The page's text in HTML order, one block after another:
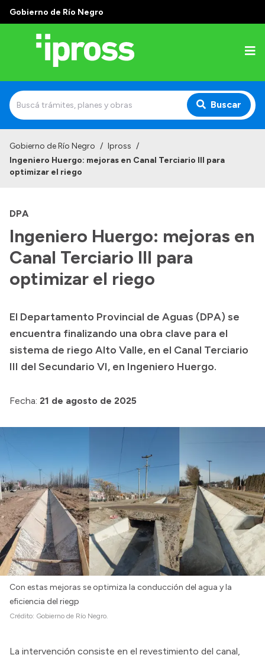
Gobierno de Río Negro
Buscar
Institucional
Autoridades
Delegaciones
Consultorios Propios
Presentación CV
Transparencia
Inversión en Salud
Licitaciones
Gobierno de Río Negro / Ipross /
Ingeniero Huergo: mejoras en Canal Terciario III para
optimizar el riego
DPA
Ingeniero Huergo: mejoras en
Canal Terciario III para
optimizar el riego
El Departamento Provincial de Aguas (DPA) se
encuentra finalizando una obra clave para el
sistema de riego Alto Valle, en el Canal Terciario
III del Secundario VI, en Ingeniero Huergo.
Fecha: 21 de agosto de 2025
Con estas mejoras se optimiza la conducción del agua y la
eficiencia del riegp
Crédito: Gobierno de Río Negro.
La intervención consiste en el revestimiento del canal,